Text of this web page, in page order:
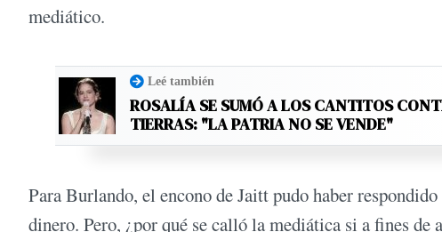
mediático.
Leé también
ROSALÍA SE SUMÓ A LOS CANTITOS
TIERRAS: "LA PATRIA NO SE VENDE"
Para Burlando, el encono de Jaitt pudo haber
dinero. Pero, ¿por qué se calló la mediática si a fines